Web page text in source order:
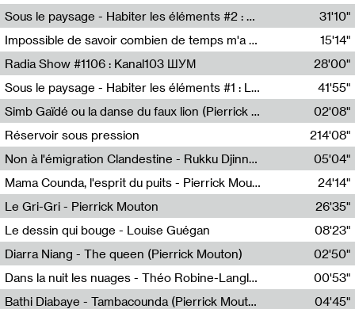
Radio Helsinki
Sous le paysage - Habiter les éléments #2 : Vers le tournant élémentaire
Nastassja Martin
31'10"
Impossible de savoir combien de temps m'a échappé
Mélanie Blaison,Mateo Cuin
15'14"
Radia Show #1106 : Kanal103 ШУМ
Kanal103
28'00"
Sous le paysage - Habiter les éléments #1 : Les éléments et les débordements du vivant
Nastassja Martin
41'55"
Simb Gaïdé ou la danse du faux lion (Pierrick Mouton)
Pierrick Mouton,Simb Gaïdé
02'08"
Réservoir sous pression
214'08"
Non à l'émigration Clandestine - Rukku Djinne Squad (Eden Tinto Collins)
Eden Tinto Collins,Rukku Djinne
05'04"
Mama Counda, l'esprit du puits - Pierrick Mouton
Pierrick Mouton
24'14"
Le Gri-Gri - Pierrick Mouton
Pierrick Mouton
26'35"
Le dessin qui bouge - Louise Guégan
Louise Guégan
08'23"
Diarra Niang - The queen (Pierrick Mouton)
Pierrick Mouton,Diarra Niang
02'50"
Dans la nuit les nuages - Théo Robine-Langlois
Théo Robine-Langlois,LD Beat
00'53"
Bathi Diabaye - Tambacounda (Pierrick Mouton)
04'45"